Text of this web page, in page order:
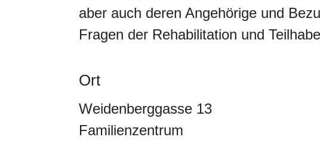
aber auch deren Angehörige und
Fragen der Rehabilitation und
Ort
Weidenberggasse 13
Familienzentrum